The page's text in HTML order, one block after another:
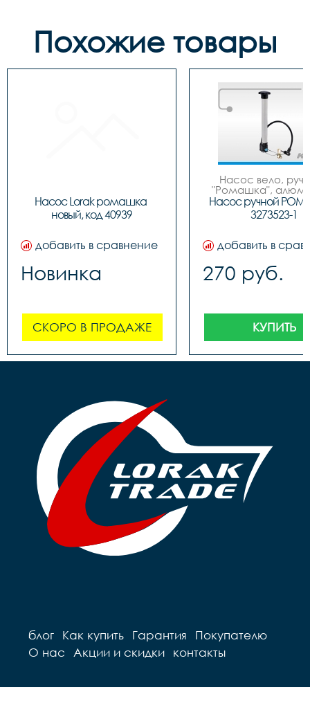
Похожие товары
Насос Lorak ромашка
новый, код 40939
добавить в сравнение
Новинка
СКОРО В ПРОДАЖЕ
Насос вело,
"Ромашка",
обратным
штоком, шланг
Насос ручной
3273523-1
добавить в
270 руб.
КУПИТЬ
блог Как купить Гарантия
Покупателю
О нас
Акции и скидки контакты